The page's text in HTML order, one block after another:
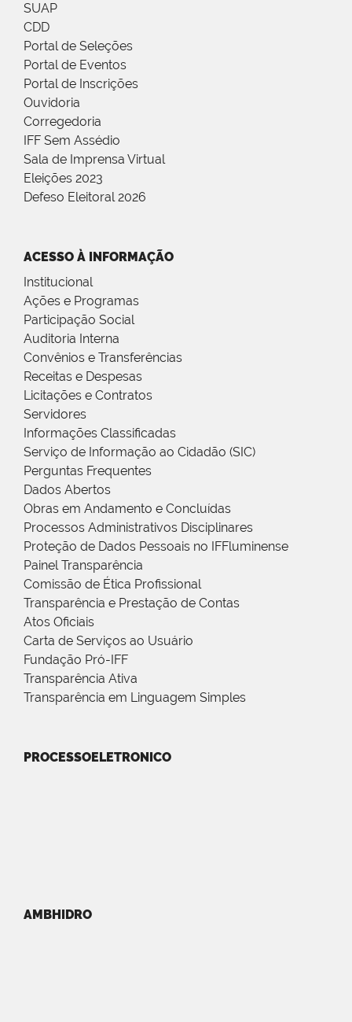
SUAP
CDD
Portal de Seleções
Portal de Eventos
Portal de Inscrições
Ouvidoria
Corregedoria
IFF Sem Assédio
Sala de Imprensa Virtual
Eleições 2023
Defeso Eleitoral 2026
ACESSO À INFORMAÇÃO
Institucional
Ações e Programas
Participação Social
Auditoria Interna
Convênios e Transferências
Receitas e Despesas
Licitações e Contratos
Servidores
Informações Classificadas
Serviço de Informação ao Cidadão (SIC)
Perguntas Frequentes
Dados Abertos
Obras em Andamento e Concluídas
Processos Administrativos Disciplinares
Proteção de Dados Pessoais no IFFluminense
Painel Transparência
Comissão de Ética Profissional
Transparência e Prestação de Contas
Atos Oficiais
Carta de Serviços ao Usuário
Fundação Pró-IFF
Transparência Ativa
Transparência em Linguagem Simples
PROCESSOELETRONICO
AMBHIDRO